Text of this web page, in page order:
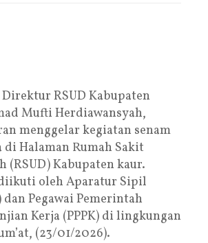
RSUD Kabupaten
Mufti Herdiawansyah,
menggelar kegiatan senam
di Halaman Rumah Sakit
(RSUD) Kabupaten kaur.
oleh Aparatur Sipil
dan Pegawai Pemerintah
Kerja (PPPK) di lingkungan
(23/01/2026).